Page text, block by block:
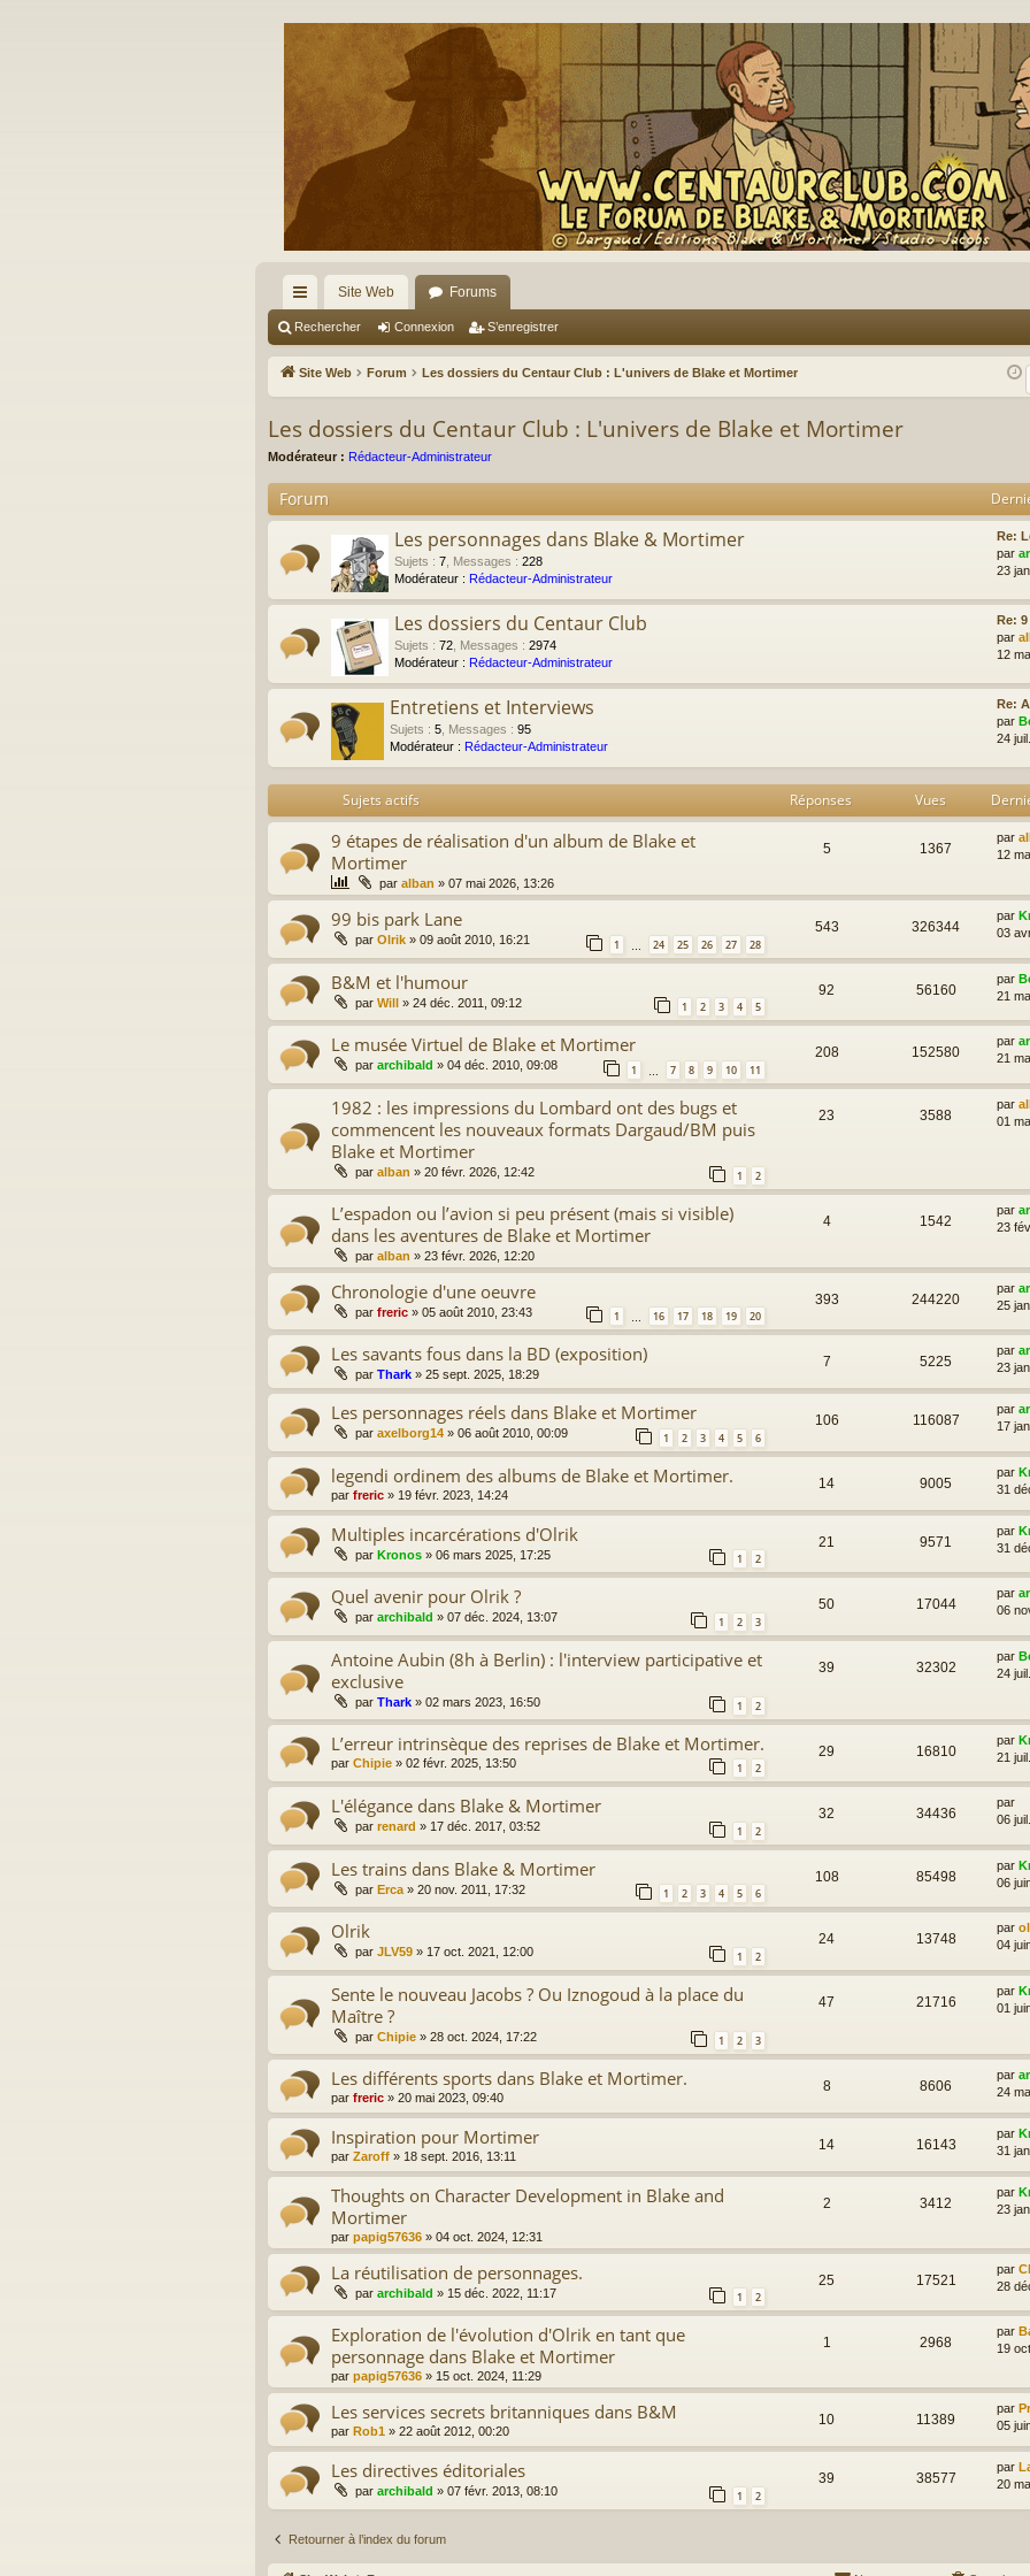
cc
ès
ra
pi
de
Site Web Forums
Rechercher Connexion S’enregistrer
Site Web Forum Les dossiers du Centaur Club : L'univers de Blake et Mortimer
Les dossiers du Centaur Club : L'univers de Blake et Mortimer
Modérateur : Rédacteur-Administrateur
Forum
Les personnages dans Blake & Mortimer
Sujets : 7, Messages : 228
Modérateur : Rédacteur-Administrateur
Re:
par
23
Les dossiers du Centaur Club
Sujets : 72, Messages : 2974
Modérateur : Rédacteur-Administrateur
Re:
par
12
Entretiens et Interviews
Sujets : 5, Messages : 95
Modérateur : Rédacteur-Administrateur
Re:
par
24
Sujets actifs Réponses Vues
9 étapes de réalisation d'un album de Blake et
Mortimer
par alban » 07 mai 2026, 13:26
5 1367
par
12
99 bis park Lane
par Olrik » 09 août 2010, 16:21 1 24 25 26 27 28
543 326344
par
03
B&M et l'humour
par Will » 24 déc. 2011, 09:12 1 2 3 4 5
92 56160
par
21
Le musée Virtuel de Blake et Mortimer
par archibald » 04 déc. 2010, 09:08 1 7 8 9 10 11
208 152580
par
21
1982 : les impressions du Lombard ont des bugs et
commencent les nouveaux formats Dargaud/BM puis
Blake et Mortimer
par alban » 20 févr. 2026, 12:42 1 2
23 3588
par
01
L’espadon ou l’avion si peu présent (mais si visible)
dans les aventures de Blake et Mortimer
par alban » 23 févr. 2026, 12:20
4 1542
par
23
Chronologie d'une oeuvre
par freric » 05 août 2010, 23:43 1 … 16 17 18 19 20
393 244220
par
25
Les savants fous dans la BD (exposition)
par Thark » 25 sept. 2025, 18:29
7 5225
par
23
Les personnages réels dans Blake et Mortimer
par axelborg14 » 06 août 2010, 00:09 1 2 3 4 5 6
106 116087
par
17
legendi ordinem des albums de Blake et Mortimer.
par freric » 19 févr. 2023, 14:24
14 9005
par
31
Multiples incarcérations d'Olrik
par Kronos » 06 mars 2025, 17:25 1 2
21 9571
par
31
Quel avenir pour Olrik ?
par archibald » 07 déc. 2024, 13:07 1 2 3
50 17044
par
06
Antoine Aubin (8h à Berlin) : l'interview participative et
exclusive
par Thark » 02 mars 2023, 16:50 1 2
39 32302
par
24
L’erreur intrinsèque des reprises de Blake et Mortimer.
par Chipie » 02 févr. 2025, 13:50 1 2
29 16810
par
21
L'élégance dans Blake & Mortimer
par renard » 17 déc. 2017, 03:52 1 2
32 34436
par
06
Les trains dans Blake & Mortimer
par Erca » 20 nov. 2011, 17:32 1 2 3 4 5 6
108 85498
par
06
Olrik
par JLV59 » 17 oct. 2021, 12:00 1 2
24 13748
par
04
Sente le nouveau Jacobs ? Ou Iznogoud à la place du
Maître ?
par Chipie » 28 oct. 2024, 17:22 1 2 3
47 21716
par
01
Les différents sports dans Blake et Mortimer.
par freric » 20 mai 2023, 09:40
8 8606
par
24
Inspiration pour Mortimer
par Zaroff » 18 sept. 2016, 13:11
14 16143
par
31
Thoughts on Character Development in Blake and
Mortimer
par papig57636 » 04 oct. 2024, 12:31
2 3412
par
23
La réutilisation de personnages.
par archibald » 15 déc. 2022, 11:17 1 2
25 17521
par
28
Exploration de l'évolution d'Olrik en tant que
personnage dans Blake et Mortimer
par papig57636 » 15 oct. 2024, 11:29
1 2968
par
19
Les services secrets britanniques dans B&M
par Rob1 » 22 août 2012, 00:20
10 11389
par
05
Les directives éditoriales
par archibald » 07 févr. 2013, 08:10 1 2
39 38577
par
20
Retourner à l’index du forum